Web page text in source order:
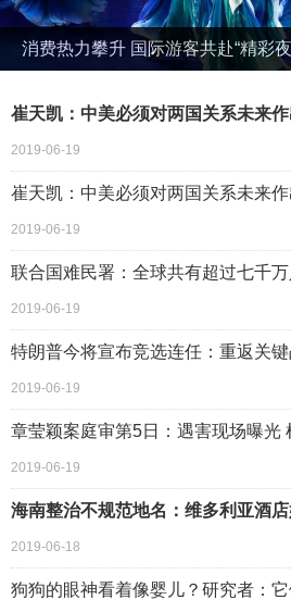
消费热力攀升 国际游客共赴“精彩
崔天凯：中美必须对两国关系未来
2019-06-19
崔天凯：中美必须对两国关系未来
2019-06-19
联合国难民署：全球共有超过七千
2019-06-19
特朗普今将宣布竞选连任：重返关
2019-06-19
章莹颖案庭审第5日：遇害现场曝光
2019-06-19
海南整治不规范地名：维多利亚酒
2019-06-18
狗狗的眼神看着像婴儿？研究者：